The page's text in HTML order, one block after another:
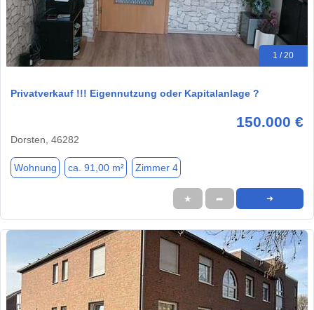
1 / 20
Privatverkauf !!! Eigennutzung oder Kapitalanlage ?
150.000 €
Dorsten, 46282
Wohnung ca. 91,00 m² Zimmer 4
★ ➦ ➜